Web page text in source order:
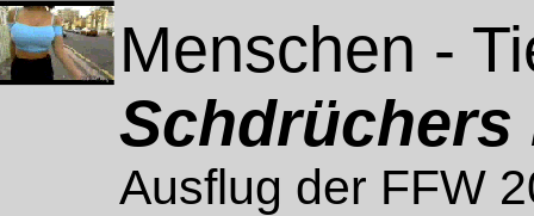
Menschen -
Schdrüchers
Ausflug der FFW